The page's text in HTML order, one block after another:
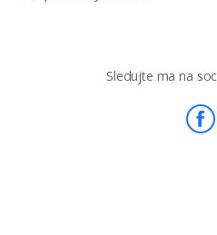
Sledujte ma na